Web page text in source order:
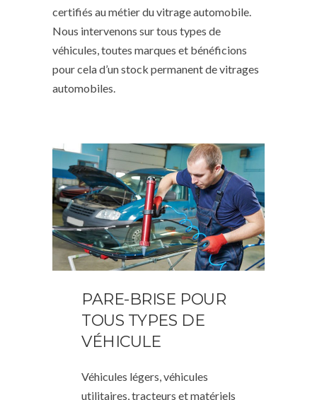
certifiés au métier du vitrage automobile.
Nous intervenons sur tous types de
véhicules, toutes marques et bénéficions
pour cela d’un stock permanent de vitrages
automobiles.
PARE-BRISE POUR
TOUS TYPES DE
VÉHICULE
Véhicules légers, véhicules
utilitaires, tracteurs et matériels